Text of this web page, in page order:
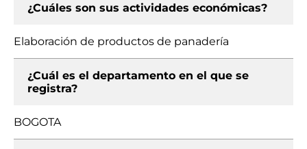
¿Cuáles son sus actividades económicas?
Elaboración de productos de panadería
¿Cuál es el departamento en el que se
registra?
BOGOTA